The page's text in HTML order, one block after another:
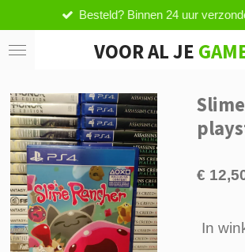
direct
naar
VOOR AL JE
Besteld? Binnen 24 uur verzonden.
€
In